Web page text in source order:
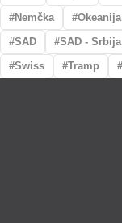
Nemčka
Okeanija
SAD
SAD - Srbija
Swiss
Tramp